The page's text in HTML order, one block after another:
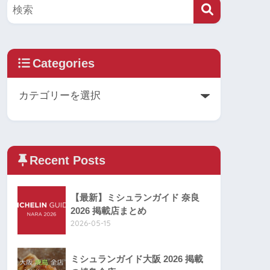
Categories
Recent Posts
【最新】ミシュランガイド 奈良
2026 掲載店まとめ
2026-05-15
ミシュランガイド大阪 2026 掲載